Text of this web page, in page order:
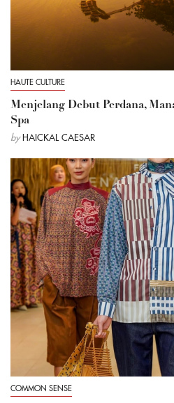
HAUTE CULTURE
Menjelang Debut Perdana,
Spa
by HAICKAL CAESAR
COMMON SENSE